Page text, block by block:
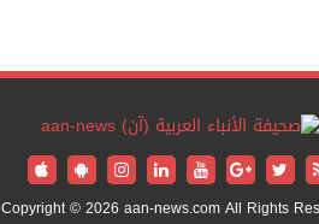
Copyright © 2026 aan-news.com All Rights